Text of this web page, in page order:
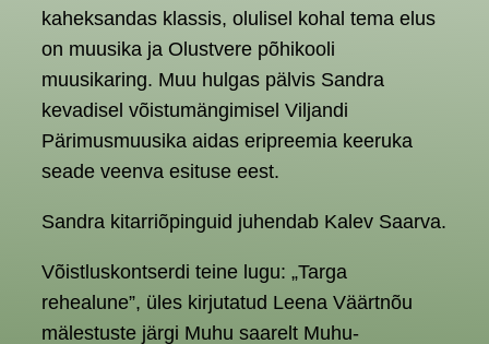
kaheksandas klassis, olulisel kohal tema elus
on muusika ja Olustvere põhikooli
muusikaring. Muu hulgas pälvis Sandra
kevadisel võistumängimisel Viljandi
Pärimusmuusika aidas eripreemia keeruka
seade veenva esituse eest.
Sandra kitarriõpinguid juhendab Kalev Saarva.
Võistluskontserdi teine lugu: „Targa
rehealune”, üles kirjutatud Leena Väärtnõu
mälestuste järgi Muhu saarelt Muhu-